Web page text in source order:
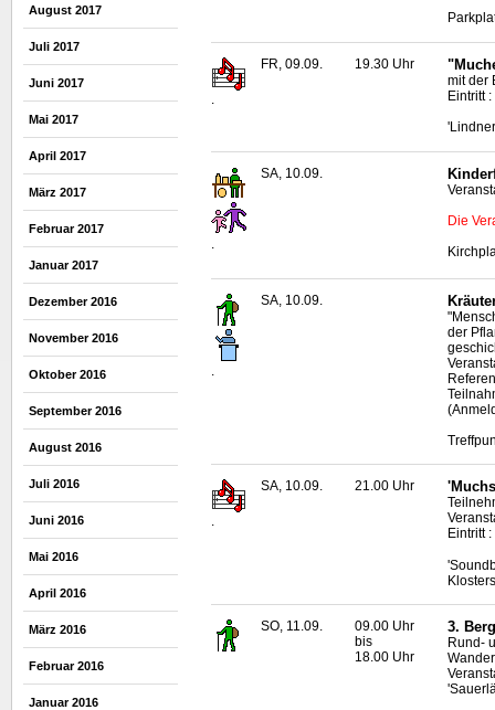
August 2017
Juli 2017
Juni 2017
Mai 2017
April 2017
März 2017
Februar 2017
Januar 2017
Dezember 2016
November 2016
Oktober 2016
September 2016
August 2016
Juli 2016
Juni 2016
Mai 2016
April 2016
März 2016
Februar 2016
Januar 2016
.
FR, 09.09. 19.30 Uhr
mit der
Eintritt
SA, 10.09.
Die
.
SA, 10.09.
der
.
SA, 10.09. 21.00 Uhr
Eintritt
SO, 11.09.
09.00 Uhr
bis
18.00 Uhr
3.
Rund-